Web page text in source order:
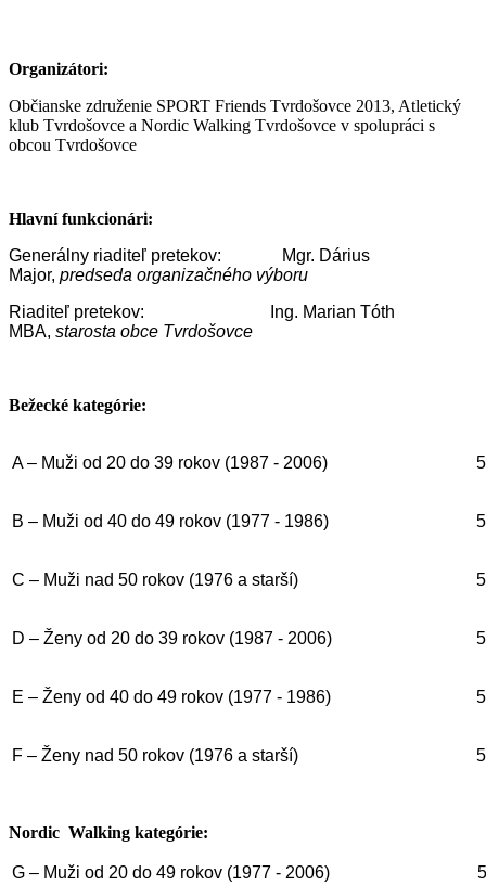
Organizátori:
Občianske združenie SPORT Friends Tvrdošovce 2013, Atletický
klub Tvrdošovce a Nordic Walking Tvrdošovce v spolupráci s
obcou Tvrdošovce
Hlavní funkcionári:
Generálny riaditeľ pretekov: Mgr. Dárius
Major, predseda organizačného výboru
Riaditeľ pretekov: Ing. Marian Tóth
MBA, starosta obce Tvrdošovce
Bežecké kategórie:
A – Muži od 20 do 39 rokov (1987 - 2006)
B – Muži od 40 do 49 rokov (1977 - 1986)
C – Muži nad 50 rokov (1976 a starší)
D – Ženy od 20 do 39 rokov (1987 - 2006)
E – Ženy od 40 do 49 rokov (1977 - 1986)
F – Ženy nad 50 rokov (1976 a starší)
Nordic Walking kategórie:
G – Muži od 20 do 49 rokov (1977 - 2006)